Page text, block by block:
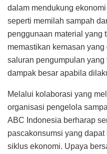
dalam mendukung
seperti memilah sampah
penggunaan material yang
memastikan kemasan
saluran pengumpulan yang
dampak besar apabila
Melalui kolaborasi yang
organisasi pengelola
ABC Indonesia berharap
pascakonsumsi yang
siklus ekonomi. Upaya